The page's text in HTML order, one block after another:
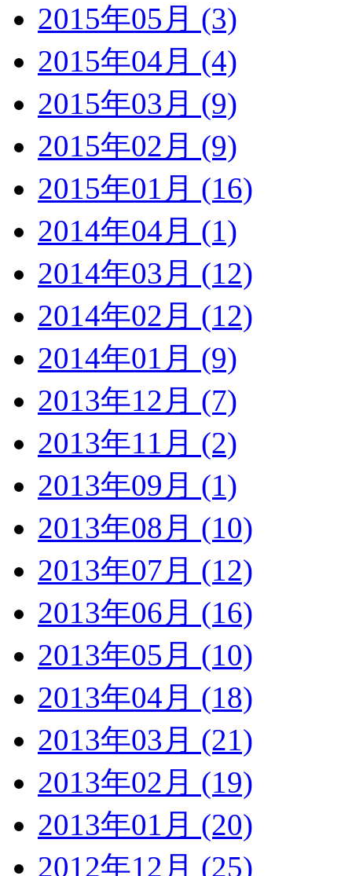
2015年05月 (3)
2015年04月 (4)
2015年03月 (9)
2015年02月 (9)
2015年01月 (16)
2014年04月 (1)
2014年03月 (12)
2014年02月 (12)
2014年01月 (9)
2013年12月 (7)
2013年11月 (2)
2013年09月 (1)
2013年08月 (10)
2013年07月 (12)
2013年06月 (16)
2013年05月 (10)
2013年04月 (18)
2013年03月 (21)
2013年02月 (19)
2013年01月 (20)
2012年12月 (25)